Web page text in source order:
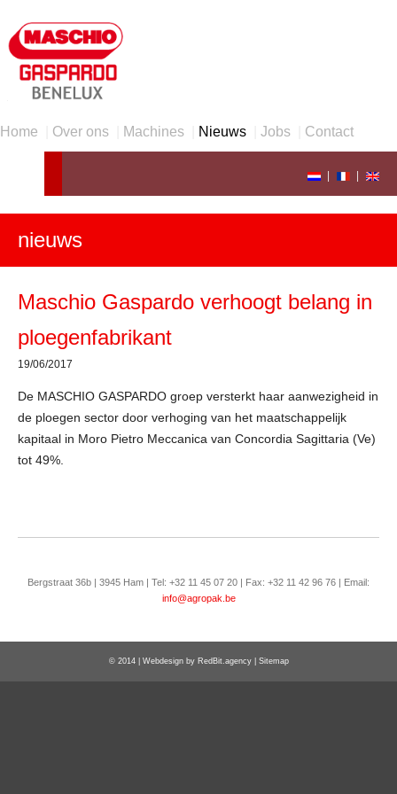
Home Over ons Machines Nieuws Jobs Contact
nieuws
Maschio Gaspardo verhoogt belang in
ploegenfabrikant
19/06/2017
De MASCHIO GASPARDO groep versterkt haar aanwezigheid in
de ploegen sector door verhoging van het maatschappelijk
kapitaal in Moro Pietro Meccanica van Concordia Sagittaria (Ve)
tot 49%.
Bergstraat 36b | 3945 Ham | Tel: +32 11 45 07 20 | Fax: +32 11 42 96 76 | Email:
info@agropak.be
© 2014 | Webdesign by RedBit.agency| Sitemap